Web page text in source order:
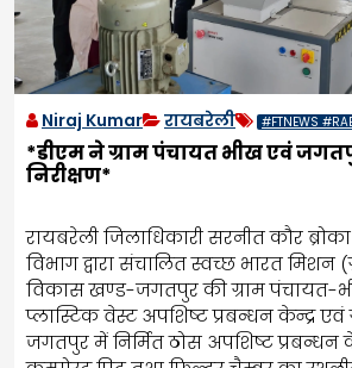
Niraj Kumar रायबरेली #FTNEWS
*डीएम ने ग्राम पंचायत भीख एवं
निरीक्षण*
रायबरेली जिलाधिकारी सरनीत कौर
विभाग द्वारा संचालित स्वच्छ भारत मिशन
विकास खण्ड-जगतपुर की ग्राम पंचायत-
प्लास्टिक वेस्ट अपशिष्ट प्रबन्धन केन्द्र एवं
जगतपुर में निर्मित ठोस अपशिष्ट प्रबन्धन